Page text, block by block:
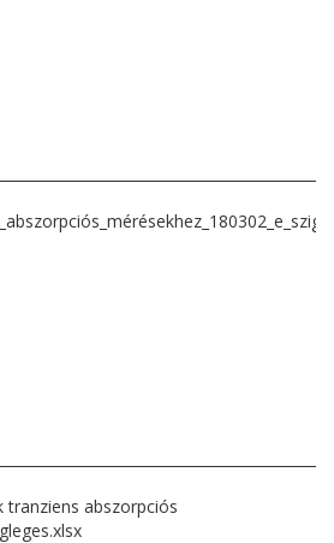
tranziens abszorpciós